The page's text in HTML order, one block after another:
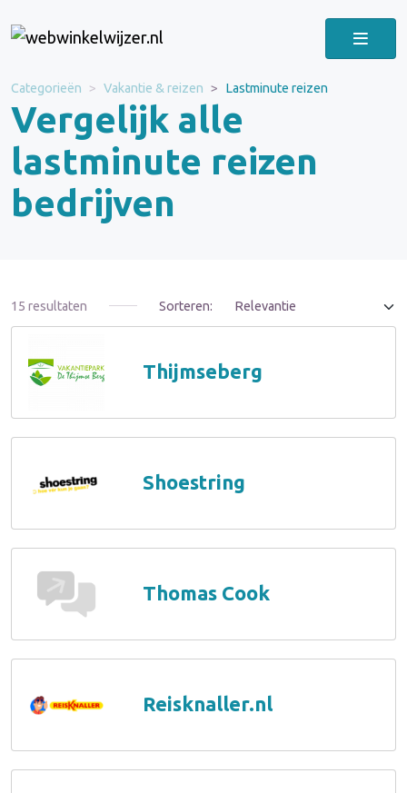
Categorieën Vakantie & reizen Lastminute reizen
Vergelijk alle
lastminute reizen
bedrijven
15 resultaten Sorteren:
Thijmseberg
Shoestring
Thomas Cook
Reisknaller.nl